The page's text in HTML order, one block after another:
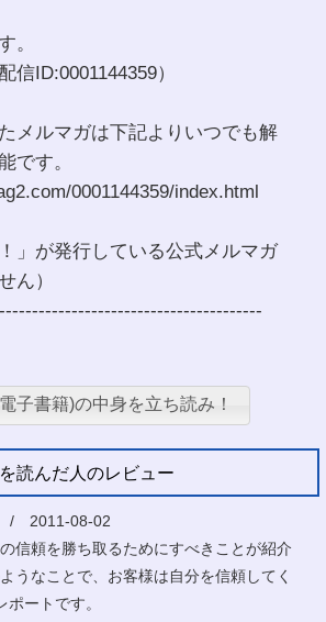
。
信ID:0001144359）
メルマガは下記よりいつでも解
です。
0001144359/index.html
」が発行している公式メルマガ
ん）
子書籍)の中身を立ち読み！
読んだ人のレビュー
/ 2011-08-02
信頼を勝ち取るためにすべきことが紹介
うなことで、お客様は自分を信頼してく
ートです。